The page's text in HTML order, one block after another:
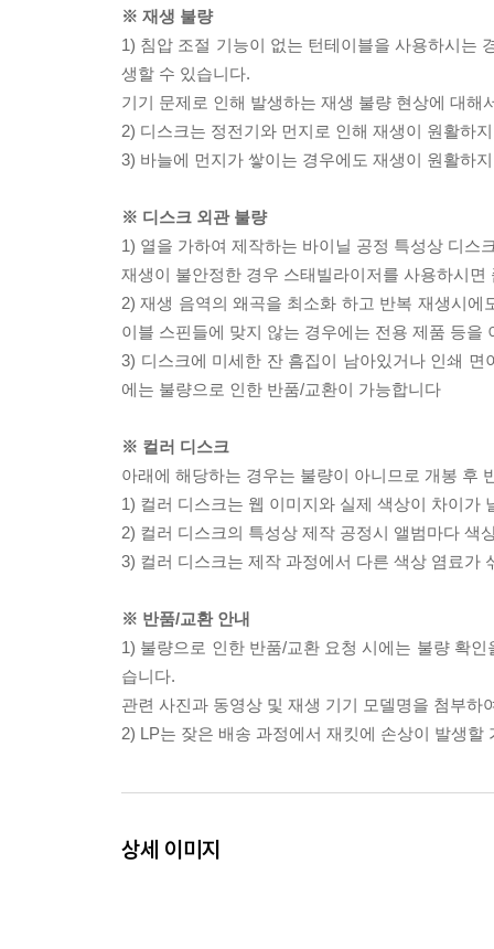
※ 재생 불량
1) 침압 조절 기능이 없는 턴테이블을 사용하시는
생할 수 있습니다.
기기 문제로 인해 발생하는 재생 불량 현상에 대
2) 디스크는 정전기와 먼지로 인해 재생이 원활하
3) 바늘에 먼지가 쌓이는 경우에도 재생이 원활하
※ 디스크 외관 불량
1) 열을 가하여 제작하는 바이닐 공정 특성상 디스
재생이 불안정한 경우 스태빌라이저를 사용하시
2) 재생 음역의 왜곡을 최소화 하고 반복 재생시
이블 스핀들에 맞지 않는 경우에는 전용 제품 등
3) 디스크에 미세한 잔 흠집이 남아있거나 인쇄
에는 불량으로 인한 반품/교환이 가능합니다
※ 컬러 디스크
아래에 해당하는 경우는 불량이 아니므로 개봉 후
1) 컬러 디스크는 웹 이미지와 실제 색상이 차이가
2) 컬러 디스크의 특성상 제작 공정시 앨범마다 색
3) 컬러 디스크는 제작 과정에서 다른 색상 염료가
※ 반품/교환 안내
1) 불량으로 인한 반품/교환 요청 시에는 불량 확
습니다.
관련 사진과 동영상 및 재생 기기 모델명을 첨부하
2) LP는 잦은 배송 과정에서 재킷에 손상이 발생
상세 이미지